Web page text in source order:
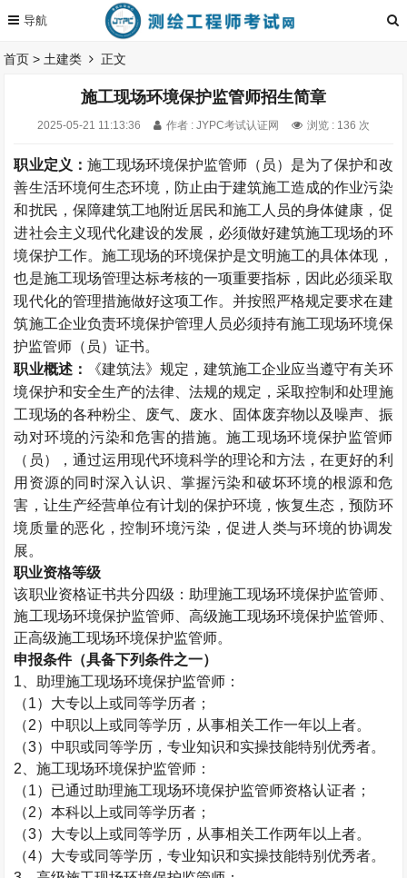
首页 > 土建类 正文
施工现场环境保护监管师招生简章
2025-05-21 11:13:36 作者 : JYPC考试认证网 浏览 : 136 次
职业定义： 施工现场环境保护监管师（员）是为了保护和改
善生活环境何生态环境，防止由于建筑施工造成的作业污染
和扰民，保障建筑工地附近居民和施工人员的身体健康，促
进社会主义现代化建设的发展，必须做好建筑施工现场的环
境保护工作。施工现场的环境保护是文明施工的具体体现，
也是施工现场管理达标考核的一项重要指标，因此必须采取
现代化的管理措施做好这项工作。并按照严格规定要求在建
筑施工企业负责环境保护管理人员必须持有施工现场环境保
护监管师（员）证书。
职业概述：
《建筑法》规定，建筑施工企业应当遵守有关环
境保护和安全生产的法律、法规的规定，采取控制和处理施
工现场的各种粉尘、废气、废水、固体废弃物以及噪声、振
动对环境的污染和危害的措施。施工现场环境保护监管师
（员），通过运用现代环境科学的理论和方法，在更好的利
用资源的同时深入认识、掌握污染和破坏环境的根源和危
害，让生产经营单位有计划的保护环境，恢复生态，预防环
境质量的恶化，控制环境污染，促进人类与环境的协调发
展。
职业资格等级
该职业资格证书共分四级：助理施工现场环境保护监管师、
施工现场环境保护监管师、高级施工现场环境保护监管师、
正高级施工现场环境保护监管师。
申报条件（具备下列条件之一）
1 、助理施工现场环境保护监管师：
（1）大专以上或同等学历者；
（2）中职以上或同等学历，从事相关工作一年以上者。
（3）中职或同等学历，专业知识和实操技能特别优秀者。
2 、施工现场环境保护监管师：
（1）已通过助理施工现场环境保护监管师资格认证者；
（2）本科以上或同等学历者；
（3）大专以上或同等学历，从事相关工作两年以上者。
（4）大专或同等学历，专业知识和实操技能特别优秀者。